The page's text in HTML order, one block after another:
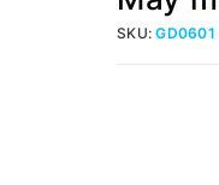
SKU:GD0601